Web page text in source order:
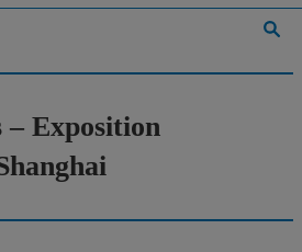
– Exposition